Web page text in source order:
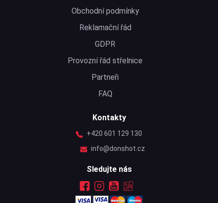
Obchodní podmínky
Reklamační řád
GDPR
Provozní řád střelnice
Partneři
FAQ
Kontakty
+420 601 129 130
info@donshot.cz
Sledujte nás